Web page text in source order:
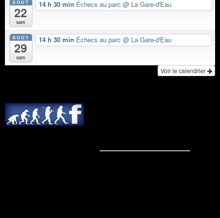
AOÛT
22
sam
14 h 30 min Échecs au parc @ La Gare-d'Eau
AOÛT
29
sam
14 h 30 min Échecs au parc @ La Gare-d'Eau
Voir le calendrier